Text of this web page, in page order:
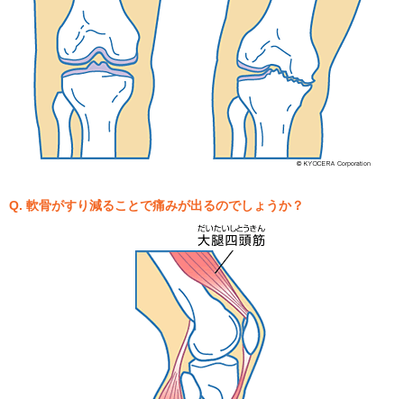
Q. 軟骨がすり減ることで痛みが出るのでしょうか？